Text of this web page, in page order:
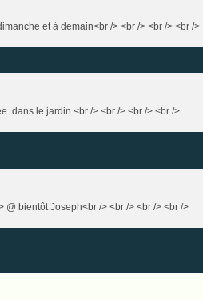
et à demain<br /> <br /> <br /> <br />
dans le jardin.<br /> <br /> <br /> <br />
@ bientôt Joseph<br /> <br /> <br /> <br />